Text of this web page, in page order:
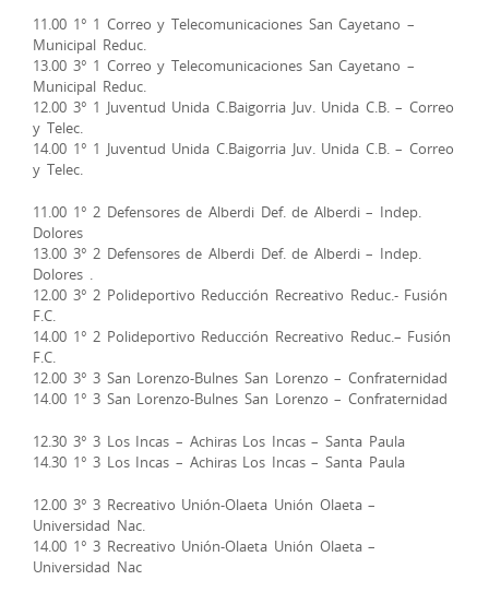
11.00 1° 1 Correo y Telecomunicaciones San Cayetano –
Municipal Reduc.
13.00 3° 1 Correo y Telecomunicaciones San Cayetano –
Municipal Reduc.
12.00 3° 1 Juventud Unida C.Baigorria Juv. Unida C.B. – Correo
y Telec.
14.00 1° 1 Juventud Unida C.Baigorria Juv. Unida C.B. – Correo
y Telec.
11.00 1° 2 Defensores de Alberdi Def. de Alberdi – Indep.
Dolores
13.00 3° 2 Defensores de Alberdi Def. de Alberdi – Indep.
Dolores .
12.00 3° 2 Polideportivo Reducción Recreativo Reduc.- Fusión
F.C.
14.00 1° 2 Polideportivo Reducción Recreativo Reduc.– Fusión
F.C.
12.00 3° 3 San Lorenzo-Bulnes San Lorenzo – Confraternidad
14.00 1° 3 San Lorenzo-Bulnes San Lorenzo – Confraternidad
12.30 3° 3 Los Incas – Achiras Los Incas – Santa Paula
14.30 1° 3 Los Incas – Achiras Los Incas – Santa Paula
12.00 3° 3 Recreativo Unión-Olaeta Unión Olaeta –
Universidad Nac.
14.00 1° 3 Recreativo Unión-Olaeta Unión Olaeta –
Universidad Nac